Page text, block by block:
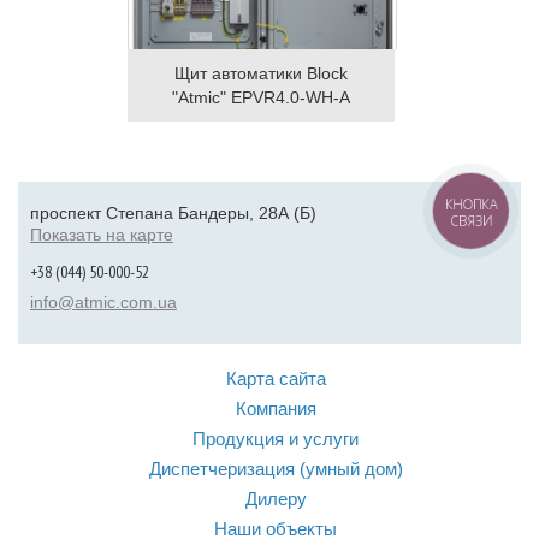
Щит автоматики Block
"Atmic" EPVR4.0-WH-A
проспект Степана Бандеры, 28А (Б)
Показать на карте
+38 (044) 50-000-52
info@atmic.com.ua
Карта сайта
Компания
Продукция и услуги
Диспетчеризация (умный дом)
Дилеру
Наши объекты
КНОПКА
СВЯЗИ